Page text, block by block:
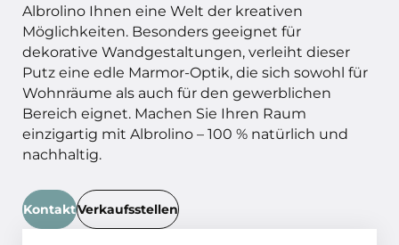
Albrolino Ihnen eine Welt der kreativen
Möglichkeiten. Besonders geeignet für
dekorative Wandgestaltungen, verleiht dieser
Putz eine edle Marmor-Optik, die sich sowohl für
Wohnräume als auch für den gewerblichen
Bereich eignet. Machen Sie Ihren Raum
einzigartig mit Albrolino – 100 % natürlich und
nachhaltig.
KontaktVerkaufsstellen